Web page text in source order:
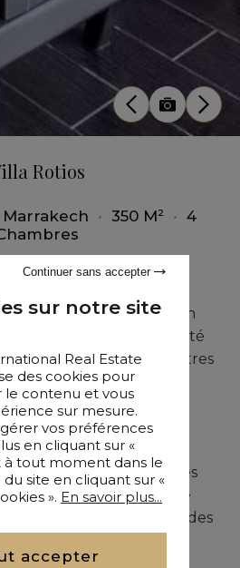
Rotios
Marrakech • 350 M² • 4
hôtelier du Naoura
de 4 chambres offre un
et privilégié, à proximité
et des principaux centres
de réception
un salon, une salle à
équipée. Ouverts sur les
bénéficient d’une belle
de profiter pleinement des
saison.
sur notre site
Real Estate
des cookies pour
le contenu et vous
sur mesure.
vos préférences
en cliquant sur «
à tout moment dans le
site en cliquant sur «
». En savoir plus...
accepter
Continuer sans accepter